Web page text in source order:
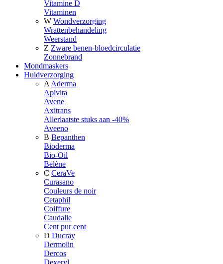
Vitamine D
Vitaminen
W Wondverzorging
Wrattenbehandeling
Weerstand
Z Zware benen-bloedcirculatie
Zonnebrand
Mondmaskers
Huidverzorging
A Aderma
Apivita
Avene
Axitrans
Allerlaatste stuks aan -40%
Aveeno
B Bepanthen
Bioderma
Bio-Oil
Belène
C CeraVe
Curasano
Couleurs de noir
Cetaphil
Coiffure
Caudalie
Cent pur cent
D Ducray
Dermolin
Dercos